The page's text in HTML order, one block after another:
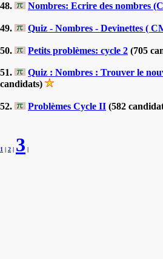
48. Nombres: Ecrire des nombres
49. Quiz - Nombres - Devinettes (
50. Petits problèmes: cycle 2 (705
51. Quiz : Nombres : Trouver le
candidats)
52. Problèmes Cycle II (582
1 | 2 | 3 |